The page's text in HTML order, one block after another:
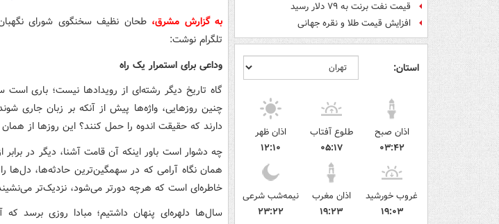
قیمت نفت برنت به ۷۹ دلار رسید
افزایش قیمت طلا و نقره جهانی
استان:
اذان صبح
۰۳:۴۲
طلوع آفتاب
۰۵:۱۷
اذان ظهر
۱۲:۱۰
غروب خورشید
۱۹:۰۳
اذان مغرب
۱۹:۲۳
نیمه‌شب شرعی
۲۳:۲۲
به گزارش مشرق، طحان نظیف سخنگوی شورای
تلگرام نوشت:
وداعی برای استمرار یک راه
گاه تاریخ دیگر رشته‌ای از رویدادها نیست؛ باری
چنین روزهایی، واژه‌ها پیش از آنکه بر زبان جاری
دارند که حقیقت اندوه را حمل کنند؟ این روزها از
چه دشوار است باور اینکه آن قامت آشنا، دیگر در
همان نگاه آرامی که در سهمگین‌ترین حادثه‌ها، دل‌ها
خاطره‌ای است که هرچه دورتر می‌شود، نزدیک‌تر
سال‌ها دلهره‌ای پنهان داشتیم؛ مبادا روزی برسد